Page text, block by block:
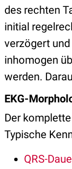
des rechten
initial
verzögert und
inhomogen
werden.
EKG-
Der
Typische
QRS-